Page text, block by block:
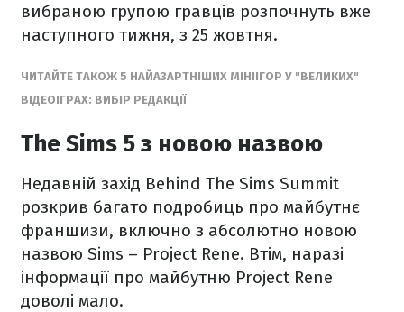
вибраною групою гравців розпочнуть вже
наступного тижня, з 25 жовтня.
ЧИТАЙТЕ ТАКОЖ 5 НАЙАЗАРТНІШИХ МІНІІГОР У "ВЕЛИКИХ"
ВІДЕОІГРАХ: ВИБІР РЕДАКЦІЇ
The Sims 5 з новою назвою
Недавній захід Behind The Sims Summit
розкрив багато подробиць про майбутнє
франшизи, включно з абсолютно новою
назвою Sims – Project Rene. Втім, наразі
інформації про майбутню Project Rene
доволі мало.